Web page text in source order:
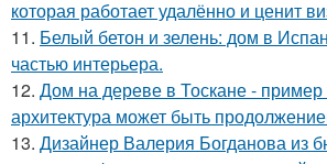
которая работает удалённо и ценит
11. Белый бетон и зелень: дом в
частью интерьера.
12. Дом на дереве в Тоскане - пример
архитектура может быть
13. Дизайнер Валерия Богданова из